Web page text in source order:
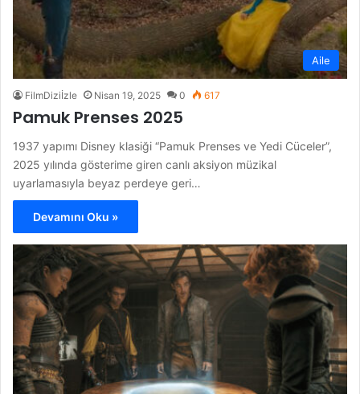
Aile
FilmDiziİzle Nisan 19, 2025 0 617
Pamuk Prenses 2025
1937 yapımı Disney klasiği “Pamuk Prenses ve Yedi Cüceler”,
2025 yılında gösterime giren canlı aksiyon müzikal
uyarlamasıyla beyaz perdeye geri…
Devamını Oku »